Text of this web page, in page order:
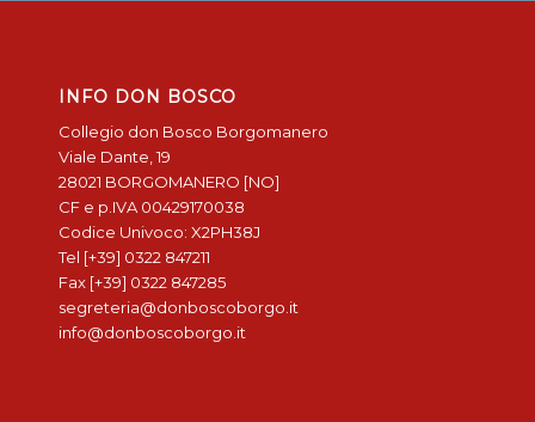
INFO DON BOSCO
Collegio don Bosco Borgomanero
Viale Dante, 19
28021 BORGOMANERO [NO]
CF e p.IVA 00429170038
Codice Univoco: X2PH38J
Tel [+39] 0322 847211
Fax [+39] 0322 847285
segreteria@donboscoborgo.it
info@donboscoborgo.it